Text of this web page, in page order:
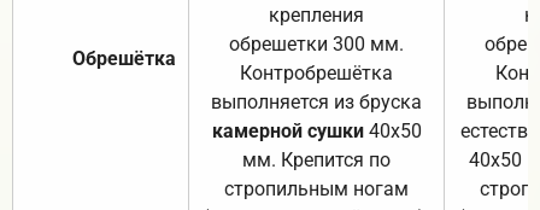
Обрешётка
крепления
обрешетки 300 мм.
Контробрешётка
выполняется из бруска
камерной сушки40х50
мм. Крепится по
стропильным ногам
40х50